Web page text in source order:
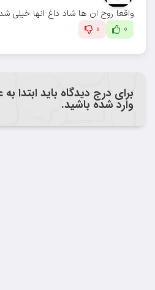
واقعا روح ان ها شاد داغ انها خیلی
0
0
برای درج دیدگاه باید ابتدا
وارد شده باشید.